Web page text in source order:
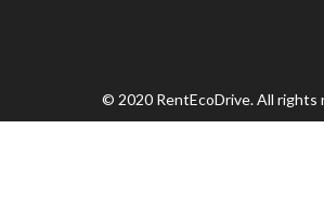
© 2020 RentEcoDrive. All rights